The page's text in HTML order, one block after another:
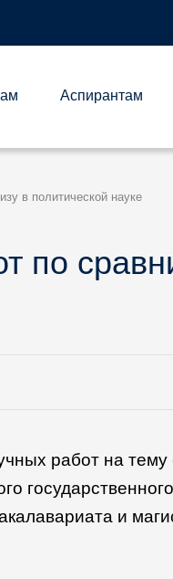
Аспирантам
в политической науке
по
работ на тему
и